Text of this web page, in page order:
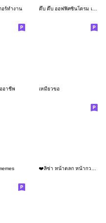
อร์ทำงาน ดึ๊บ ดึ๊บ ออฟฟิศซินโดรม เจ็ด
อาชีพ เหมียวขอ